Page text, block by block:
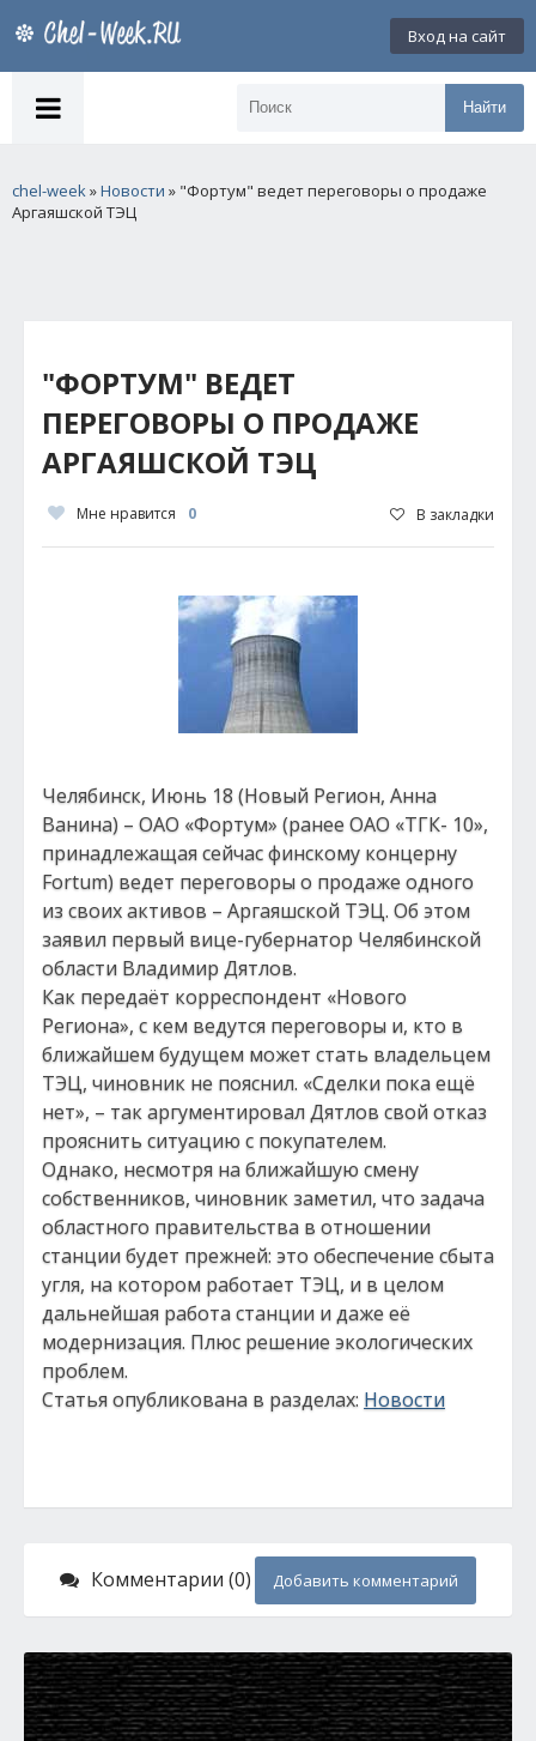
Вход на сайт
Найти
chel-week»Новости » "Фортум" ведет переговоры о продаже
Аргаяшской ТЭЦ
"ФОРТУМ" ВЕДЕТ
ПЕРЕГОВОРЫ О ПРОДАЖЕ
АРГАЯШСКОЙ ТЭЦ
Мне нравится 0 В закладки
Челябинск, Июнь 18 (Новый Регион, Анна
Ванина) – ОАО «Фортум» (ранее ОАО «ТГК- 10»,
принадлежащая сейчас финскому концерну
Fortum) ведет переговоры о продаже одного
из своих активов – Аргаяшской ТЭЦ. Об этом
заявил первый вице-губернатор Челябинской
области Владимир Дятлов.
Как передаёт корреспондент «Нового
Региона», с кем ведутся переговоры и, кто в
ближайшем будущем может стать владельцем
ТЭЦ, чиновник не пояснил. «Сделки пока ещё
нет», – так аргументировал Дятлов свой отказ
прояснить ситуацию с покупателем.
Однако, несмотря на ближайшую смену
собственников, чиновник заметил, что задача
областного правительства в отношении
станции будет прежней: это обеспечение сбыта
угля, на котором работает ТЭЦ, и в целом
дальнейшая работа станции и даже её
модернизация. Плюс решение экологических
проблем.
Статья опубликована в разделах: Новости
Комментарии (0) Добавить комментарий